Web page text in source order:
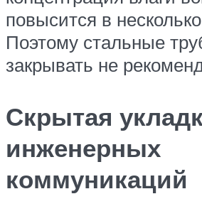
повысится в
Поэтому стальные
закрывать не
Скрытая
инженерных
коммуникаций